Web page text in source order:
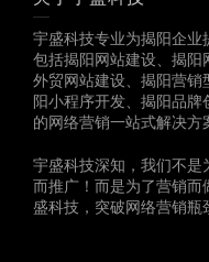
宇盛科技专业为揭阳企业
包括揭阳网站建设、揭阳
外贸网站建设、揭阳营销
阳小程序开发、揭阳品
的网络营销一站式解决方
宇盛科技深知，我们不
而推广！而是为了营销而
盛科技，突破网络营销瓶